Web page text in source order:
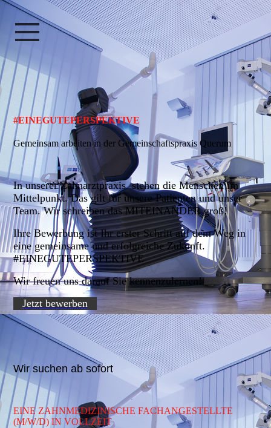
#EINEGUTEPERSPEKTIVE
Gemeinsam arbeiten in der Gemeinschaftspraxis Querum
In unsererZahnarztpraxisstehen die Menschen im
Mittelpunkt. Das gilt für unsere Patienten und unser
Team. Wir schreiben das MITEINANDER groß!
Ihre Bewerbung ist Ihr erster Schritt auf dem Weg in
eine gemeinsame und erfolgreiche Zukunft.
#EINEGUTEPERSPEKTIVE
Wir freuen uns darauf Sie kennenzulernen!
Jetzt bewerben
Wir suchen ab sofort
EINE ZAHNMEDIZINISCHE FACHANGESTELLTE
(M/W/D) IN VOLLZEIT